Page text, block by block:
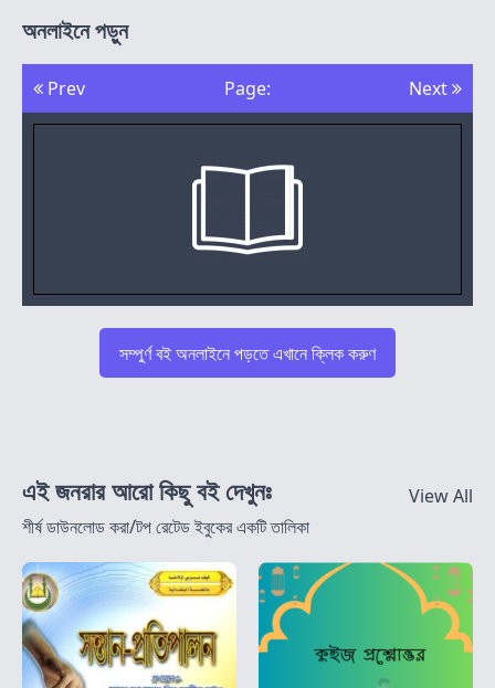
অনলাইনে পড়ুন
Prev Page: Next
সম্পুর্ণ বই অনলাইনে পড়তে এখানে ক্লিক করুণ
এই জনরার আরো কিছু বই দেখুনঃ
শীর্ষ ডাউনলোড করা/টপ রেটেড ইবুকের একটি তালিকা
View All